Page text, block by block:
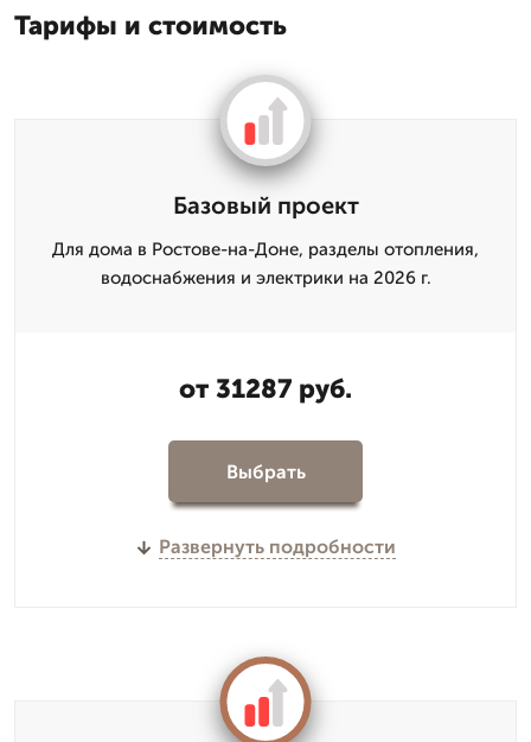
Тарифы и стоимость
Базовый проект
Для дома в Ростове-на-Доне, разделы отопления,
водоснабжения и электрики на 2026 г.
от 31287 руб.
Выбрать
Развернуть подробности